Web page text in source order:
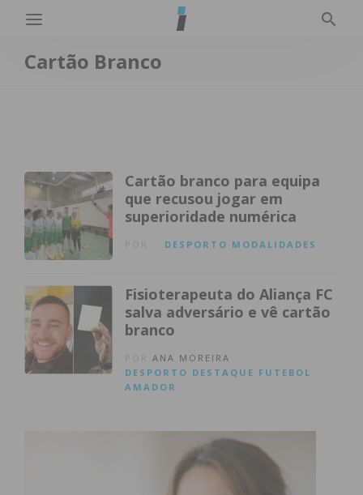
Cartão Branco
Cartão branco para equipa
que recusou jogar em
superioridade numérica
DESPORTO MODALIDADES
Fisioterapeuta do Aliança FC
salva adversário e vê cartão
branco
PORANA MOREIRA
DESPORTO DESTAQUE FUTEBOL
AMADOR